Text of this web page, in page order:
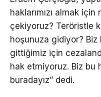
haklarımızı almak için
çekiyoruz? Teröristle
hoşunuza gidiyor?
gittiğimiz için
hak etmiyoruz. Biz bu
buradayız” dedi.